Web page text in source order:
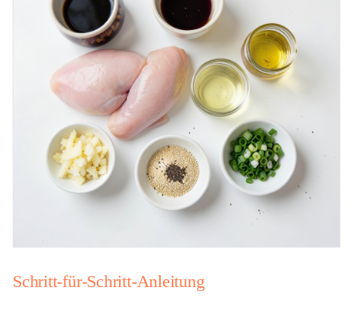
Schritt-für-Schritt-Anleitung